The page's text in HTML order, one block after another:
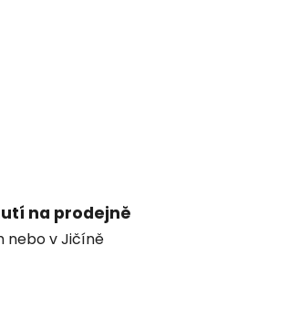
na prodejně
nebo v Jičíně